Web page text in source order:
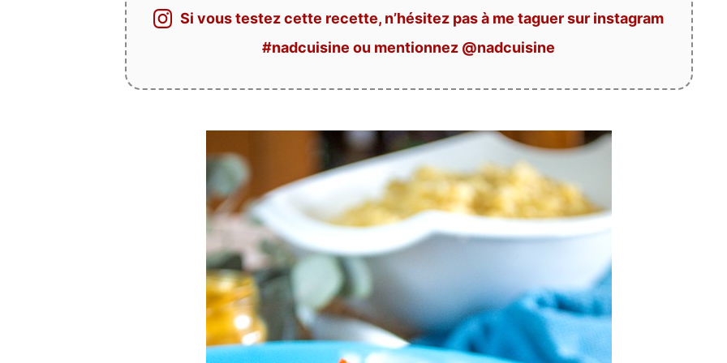
Si vous testez cette recette, n’hésitez pas à me taguer sur instagram
#nadcuisine ou mentionnez @nadcuisine